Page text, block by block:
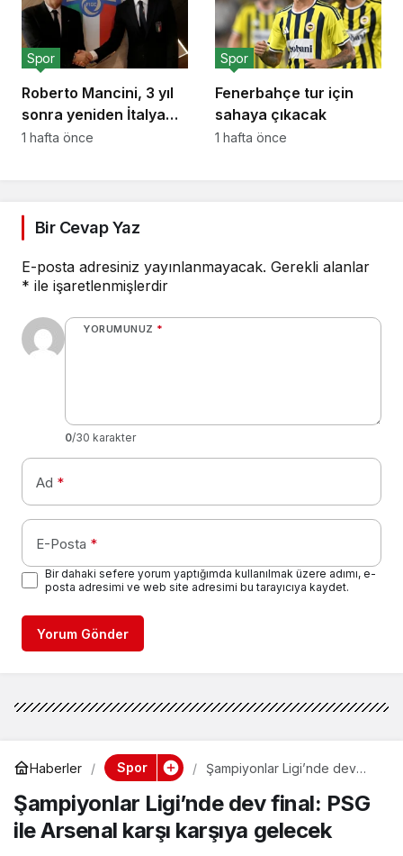
Roberto Mancini, 3 yıl
sonra yeniden İtalya
Milli Takımı’nın başında
Spor
1 hafta önce
Fenerbahçe tur için
sahaya çıkacak
Spor
1 hafta önce
Bir Cevap Yaz
E-posta adresiniz yayınlanmayacak. Gerekli alanlar
* ile işaretlenmişlerdir
YORUMUNUZ *
0/30 karakter
Ad *
E-Posta *
Bir dahaki sefere yorum yaptığımda kullanılmak üzere adımı, e-
posta adresimi ve web site adresimi bu tarayıcıya kaydet.
Yorum Gönder
Haberler Spor
Şampiyonlar Ligi’nde dev
karşıya gelecek
Şampiyonlar Ligi’nde dev final: PSG
ile Arsenal karşı karşıya gelecek